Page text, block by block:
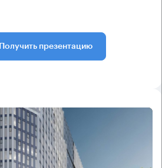
Получить презентацию